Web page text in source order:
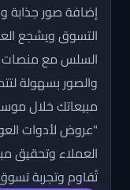
إضافة صور جذابة
التسوق ويشجع
السلس مع منصات
والصور بسهولة
مبيعاتك خلال
"عروض لأدوات
العملاء وتحقيق
تُقاوم وتجربة